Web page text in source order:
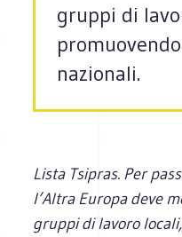
gruppi di
nazionali.
Lista Tsipras. Per
l’Altra Europa deve
gruppi di lavoro